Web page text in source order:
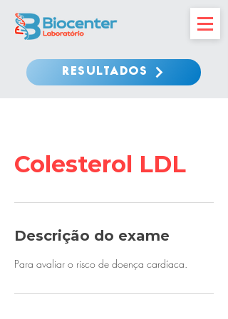
RESULTADOS
Colesterol LDL
Descrição do exame
Para avaliar o risco de doença cardíaca.